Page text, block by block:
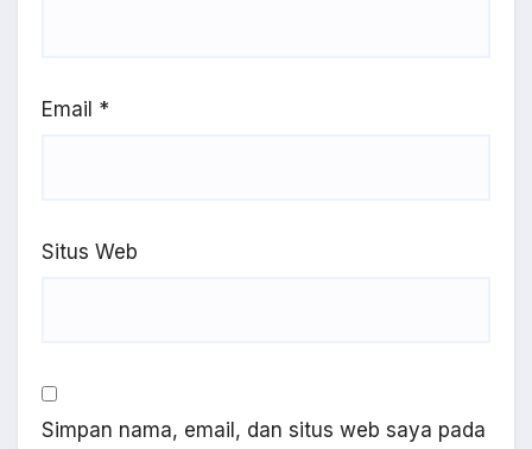
Email *
Situs Web
Simpan nama, email, dan situs web saya pada